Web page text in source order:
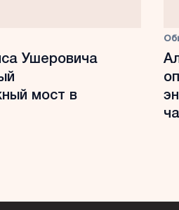
Ушеровича
мост в